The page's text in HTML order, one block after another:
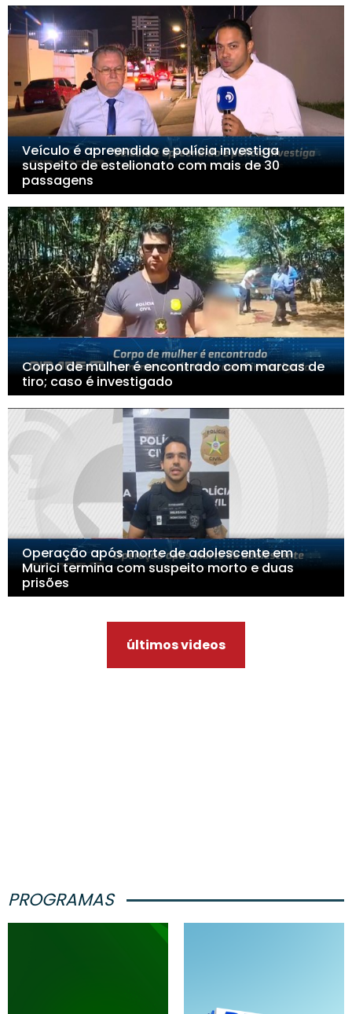
Veículo é apreendido e polícia investiga
suspeito de estelionato com mais de 30
passagens
Corpo de mulher é encontrado com marcas de
tiro; caso é investigado
Operação após morte de adolescente em
Murici termina com suspeito morto e duas
prisões
últimos videos
PROGRAMAS